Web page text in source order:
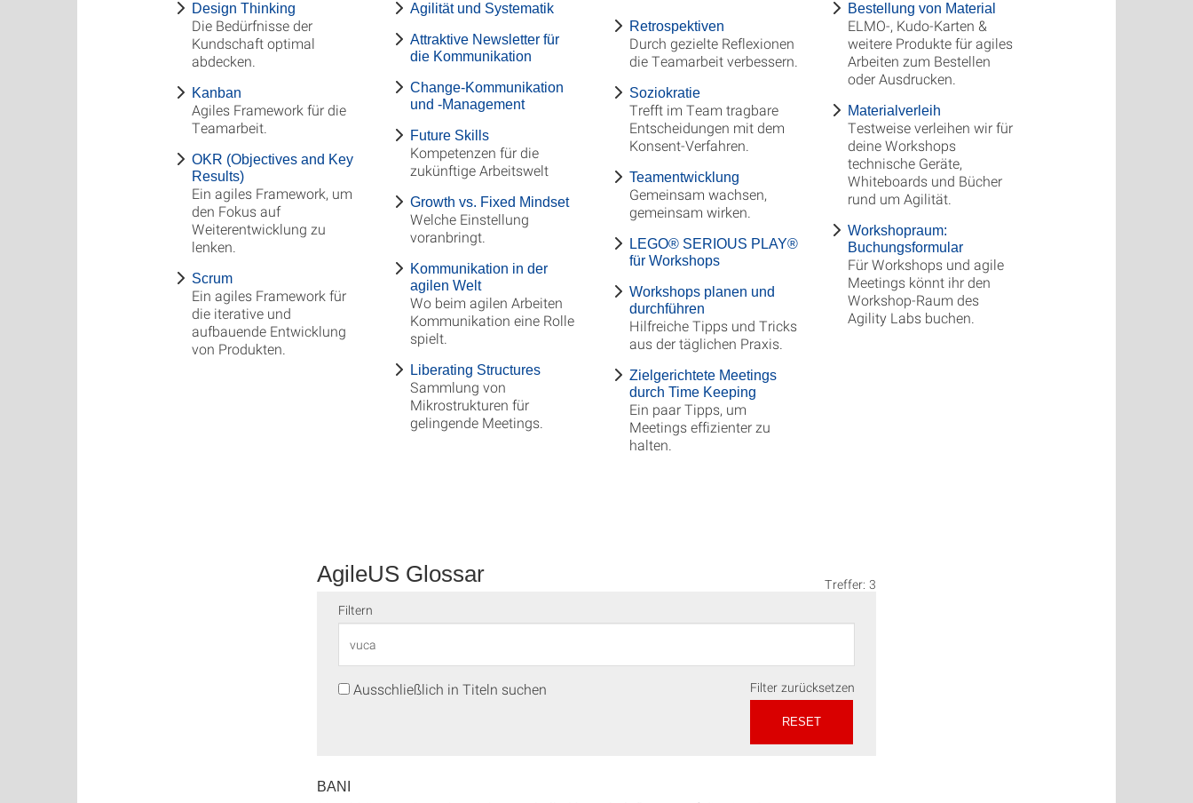
Design Thinking
Die Bedürfnisse der
Kundschaft optimal
abdecken.
Kanban
Agiles Framework für die
Teamarbeit.
OKR (Objectives and Key
Results)
Ein agiles Framework, um
den Fokus auf
Weiterentwicklung zu
lenken.
Scrum
Ein agiles Framework für
die iterative und
aufbauende Entwicklung
von Produkten.
Agilität und Systematik
Attraktive Newsletter für
die Kommunikation
Change-Kommunikation
und ‑Management
Future Skills
Kompetenzen für die
zukünftige Arbeitswelt
Growth vs. Fixed Mindset
Welche Einstellung
voranbringt.
Kommunikation in der
agilen Welt
Wo beim agilen Arbeiten
Kommunikation eine Rolle
spielt.
Liberating Structures
Sammlung von
Mikrostrukturen für
gelingende Meetings.
Retrospektiven
Durch gezielte Reflexionen
die Teamarbeit verbessern.
Soziokratie
Trefft im Team tragbare
Entscheidungen mit dem
Konsent-Verfahren.
Teamentwicklung
Gemeinsam wachsen,
gemeinsam wirken.
LEGO® SERIOUS PLAY®
für Workshops
Workshops planen und
durchführen
Hilfreiche Tipps und Tricks
aus der täglichen Praxis.
Zielgerichtete Meetings
durch Time Keeping
Ein paar Tipps, um
Meetings effizienter zu
halten.
Bestellung von Material
ELMO-, Kudo-Karten &
weitere Produkte für agiles
Arbeiten zum Bestellen
oder Ausdrucken.
Materialverleih
Testweise verleihen wir für
deine Workshops
technische Geräte,
Whiteboards und Bücher
rund um Agilität.
Workshopraum:
Buchungsformular
Für Workshops und agile
Meetings könnt ihr den
Workshop-Raum des
Agility Labs buchen.
AgileUS Glossar
Treffer: 3
Filtern
Ausschließlich in Titeln suchen Filter zurücksetzen
RESET
BANI